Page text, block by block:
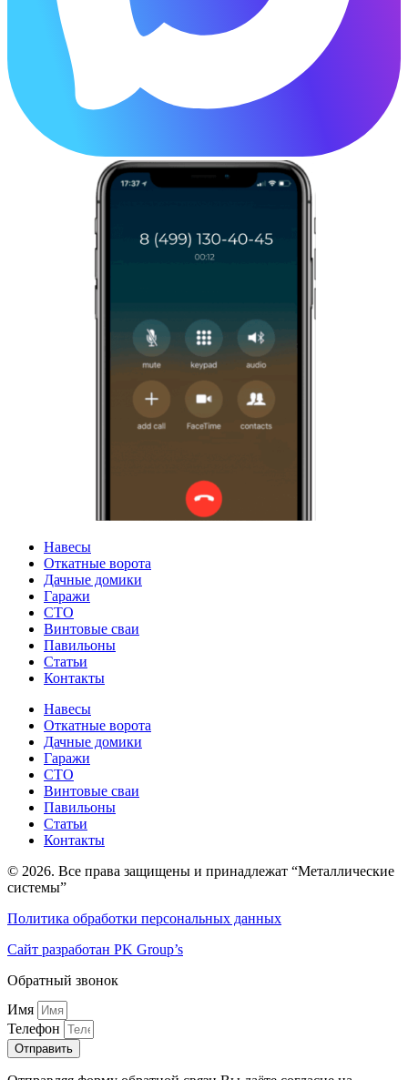
Навесы
Откатные ворота
Дачные домики
Гаражи
СТО
Винтовые сваи
Павильоны
Статьи
Контакты
Навесы
Откатные ворота
Дачные домики
Гаражи
СТО
Винтовые сваи
Павильоны
Статьи
Контакты
© 2026. Все права защищены и принадлежат “Металлические
системы”
Политика обработки персональных данных
Сайт разработан PK Group’s
Обратный звонок
Имя
Телефон
Отправить